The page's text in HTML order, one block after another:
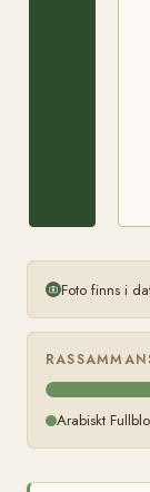
Foto finns i
Arabiskt